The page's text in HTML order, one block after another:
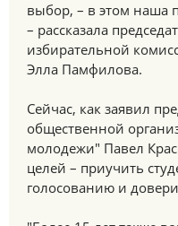
выбор, – в этом наша
– рассказала
избирательной
Элла Памфилова.
Сейчас, как заявил
общественной
молодежи" Павел
целей – приучить
голосованию и